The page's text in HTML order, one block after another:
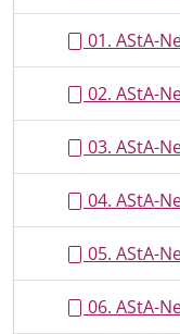
01. AStA-
02. AStA-
03. AStA-
04. AStA-
05. AStA-
06. AStA-